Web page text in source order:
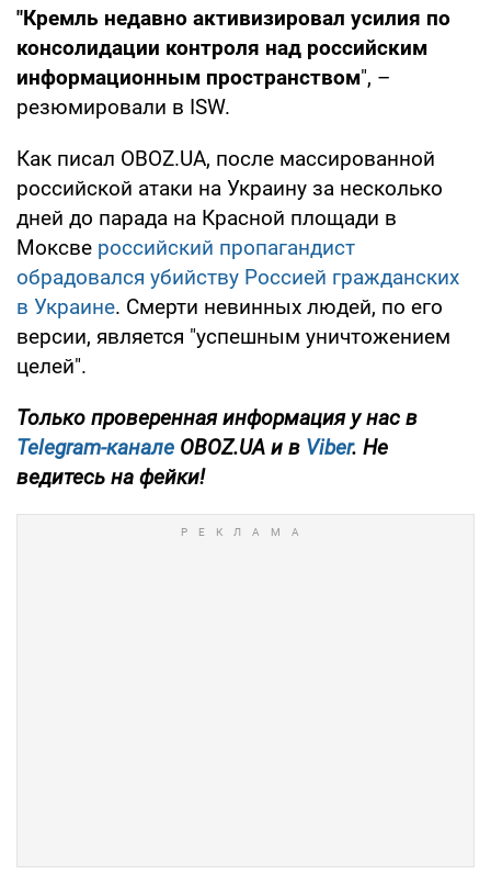
"Кремль недавно активизировал усилия по
консолидации контроля над российским
информационным пространством", –
резюмировали в ISW.
Как писал OBOZ.UA, после массированной
российской атаки на Украину за несколько
дней до парада на Красной площади в
Моксве российский пропагандист
обрадовался убийству Россией гражданских
в Украине. Смерти невинных людей, по его
версии, является "успешным уничтожением
целей".
Только проверенная информация у нас в
Telegram-канале OBOZ.UA и в Viber. Не
ведитесь на фейки!